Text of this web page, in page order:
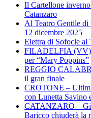
Il Cartellone
Catanzaro
Al Teatro Gentile di
12 dicembre 2025
Elettra di Sofocle al
FILADELFIA (VV)
per “Mary Poppins”
REGGIO
il gran finale
CROTONE –
con Lunetta Savino
CATANZARO –
Baricco chiuderà la